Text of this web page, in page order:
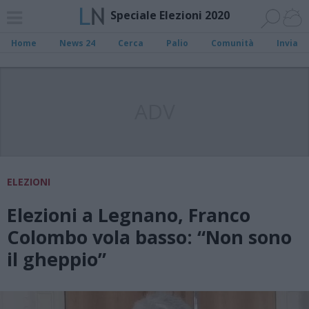
Speciale Elezioni 2020
Home News 24 Cerca Palio Comunità Invia
ELEZIONI
Elezioni a Legnano, Franco
Colombo vola basso: “Non sono
il gheppio”